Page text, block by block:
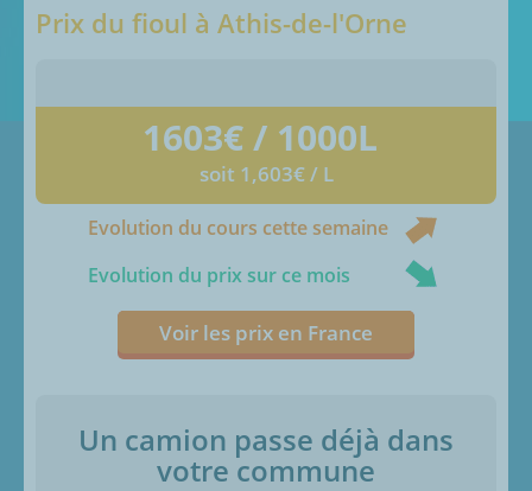
Prix du fioul à Athis-de-l'Orne
1603€ / 1000L
soit 1,603€ / L
Evolution du cours cette semaine
Evolution du prix sur ce mois
Voir les prix en France
Un camion passe déjà dans
votre commune